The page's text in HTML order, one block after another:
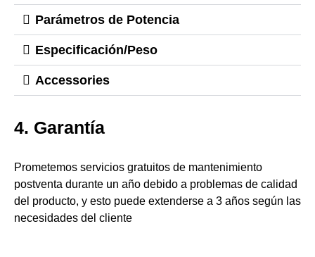
Parámetros de Potencia
Especificación/Peso
Accessories
4. Garantía
Prometemos servicios gratuitos de mantenimiento
postventa durante un año debido a problemas de calidad
del producto, y esto puede extenderse a 3 años según las
necesidades del cliente